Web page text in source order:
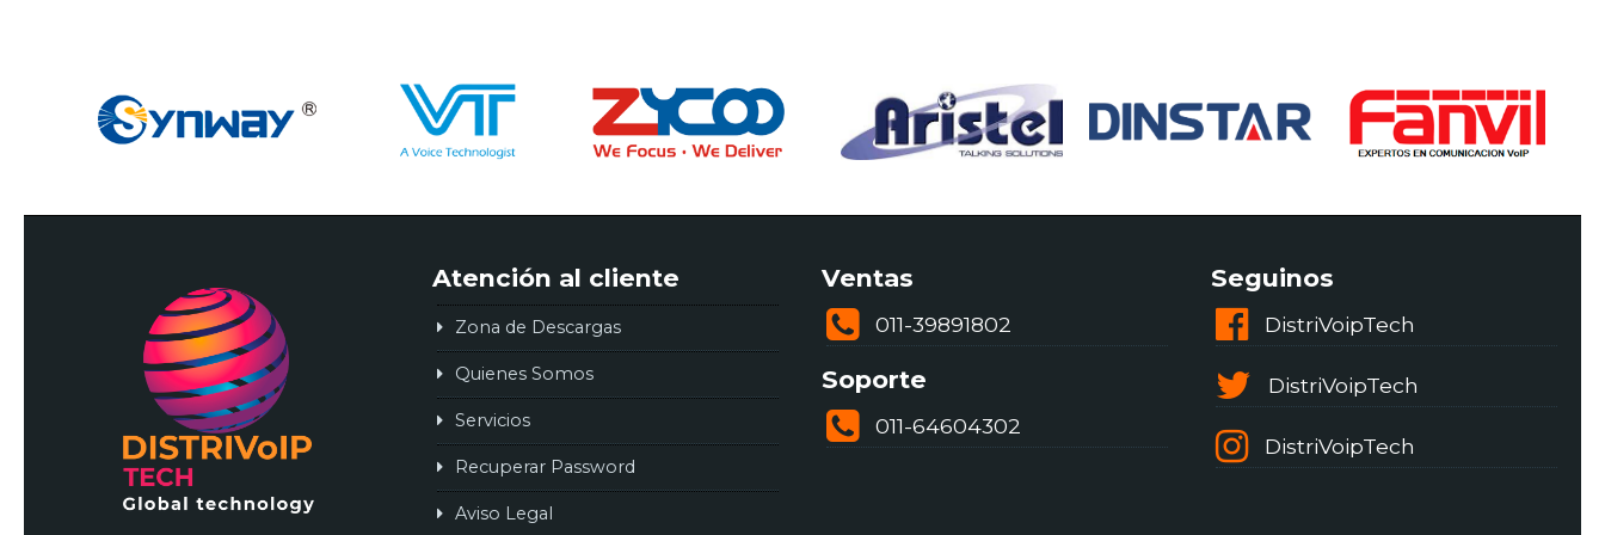
Atención al cliente
Zona de Descargas
Quienes Somos
Servicios
Recuperar Password
Aviso Legal
Ventas
011-39891802
Soporte
011-64604302
Seguinos
DistriVoipTech
DistriVoipTech
DistriVoipTech